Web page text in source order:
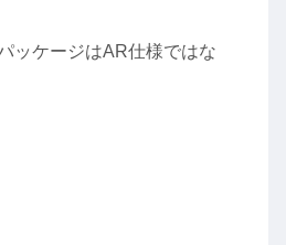
ッケージはAR仕様ではな